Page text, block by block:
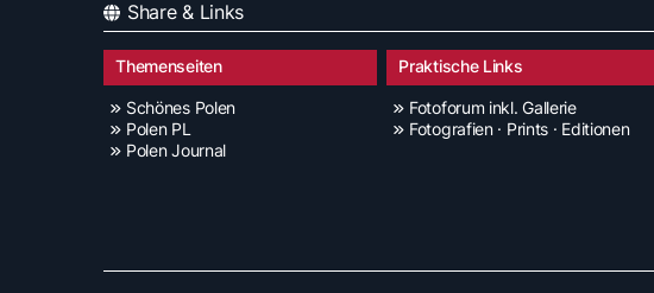
Share & Links
Themenseiten
Schönes Polen
Polen PL
Polen Journal
Praktische Links
Fotoforum inkl. Gallerie
Fotografien · Prints · Editionen